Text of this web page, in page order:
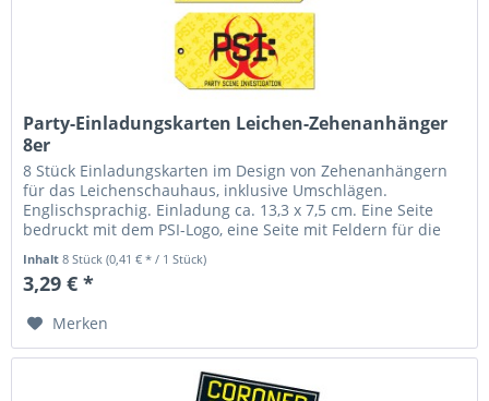
Party-Einladungskarten Leichen-Zehenanhänger
8er
8 Stück Einladungskarten im Design von Zehenanhängern
für das Leichenschauhaus, inklusive Umschlägen.
Englischsprachig. Einladung ca. 13,3 x 7,5 cm. Eine Seite
bedruckt mit dem PSI-Logo, eine Seite mit Feldern für die
Inhalt8 Stück(0,41 € * / 1 Stück)
3,29 € *
Merken